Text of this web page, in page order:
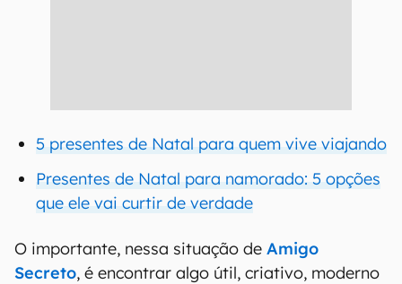
5 presentes de Natal para quem vive viajando
Presentes de Natal para namorado: 5 opções
que ele vai curtir de verdade
O importante, nessa situação de Amigo
Secreto, é encontrar algo útil, criativo, moderno